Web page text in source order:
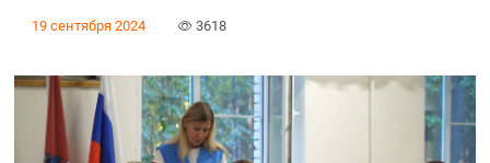
19 сентября 2024 3618